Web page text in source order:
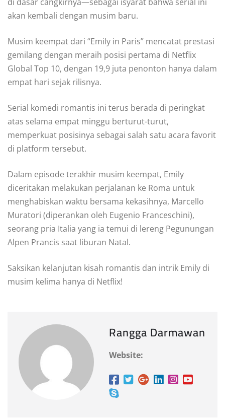
akan kembali dengan musim baru.
Musim keempat dari “Emily in Paris” mencatat prestasi
gemilang dengan meraih posisi pertama di Netflix
Global Top 10, dengan 19,9 juta penonton hanya dalam
empat hari sejak rilisnya.
Serial komedi romantis ini terus berada di peringkat
atas selama empat minggu berturut-turut,
memperkuat posisinya sebagai salah satu acara favorit
di platform tersebut.
Dalam episode terakhir musim keempat, Emily
diceritakan melakukan perjalanan ke Roma untuk
menghabiskan waktu bersama kekasihnya, Marcello
Muratori (diperankan oleh Eugenio Franceschini),
seorang pria Italia yang ia temui di lereng Pegunungan
Alpen Prancis saat liburan Natal.
Saksikan kelanjutan kisah romantis dan intrik Emily di
musim kelima hanya di Netflix!
Rangga Darmawan
Website: